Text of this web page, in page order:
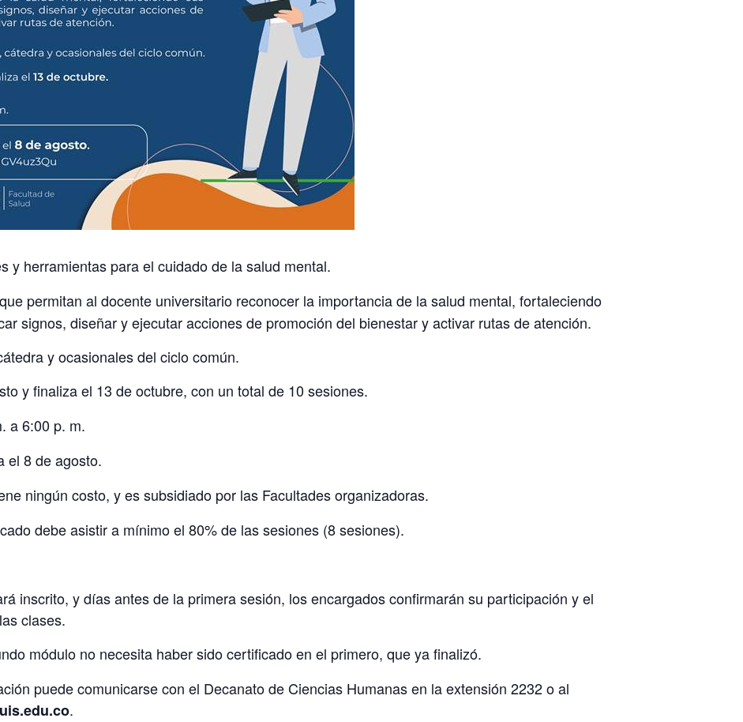
y herramientas para el cuidado de la salud mental.
permitan al docente universitario reconocer la importancia de la salud mental, fortaleciendo
signos, diseñar y ejecutar acciones de promoción del bienestar y activar rutas de atención.
y ocasionales del ciclo común.
y finaliza el 13 de octubre, con un total de 10 sesiones.
a 6:00 p. m.
el 8 de agosto.
ningún costo, y es subsidiado por las Facultades organizadoras.
debe asistir a mínimo el 80% de las sesiones (8 sesiones).
inscrito, y días antes de la primera sesión, los encargados confirmarán su participación y el
clases.
módulo no necesita haber sido certificado en el primero, que ya finalizó.
puede comunicarse con el Decanato de Ciencias Humanas en la extensión 2232 o al
.